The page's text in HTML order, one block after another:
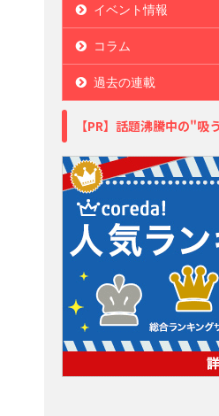
イベント情報
コラム
過去の連載
【PR】話題沸騰中の"吸